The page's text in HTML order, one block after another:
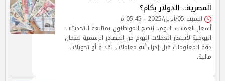
المصرية.. الدولار بكام؟
السبت 05/أبريل/2025 - 05:45 م
أسعار العملات اليوم.. يُنصح المواطنون بمتابعة التحديثات
اليومية لأسعار العملات اليوم من المصادر الرسمية لضمان
دقة المعلومات قبل إجراء أية معاملات نقدية أو تحويلات
مالية.